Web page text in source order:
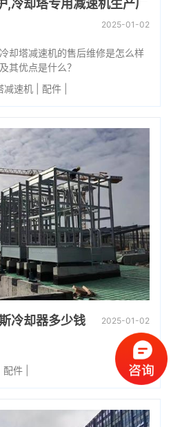
,冷却塔专用减速机生产厂
2025-01-02
却塔减速机的售后维修是怎么样
其优点是什么？
减速机 配件
冷却器多少钱 2025-01-02
配件